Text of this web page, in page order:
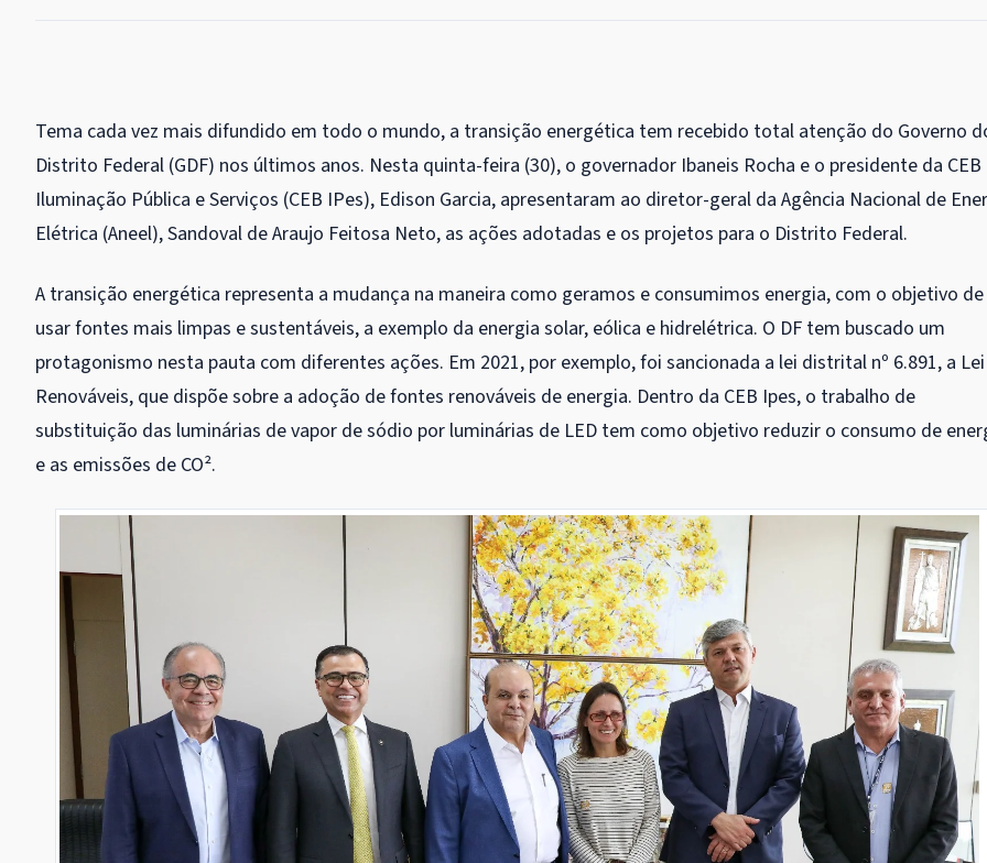
Tema cada vez mais difundido em todo o mundo, a transição energética tem recebido total atenção do Governo
Distrito Federal (GDF) nos últimos anos. Nesta quinta-feira (30), o governador Ibaneis Rocha e o presidente da CEB
Iluminação Pública e Serviços (CEB IPes), Edison Garcia, apresentaram ao diretor-geral da Agência Nacional de
Elétrica (Aneel), Sandoval de Araujo Feitosa Neto, as ações adotadas e os projetos para o Distrito Federal.
A transição energética representa a mudança na maneira como geramos e consumimos energia, com o objetivo de
usar fontes mais limpas e sustentáveis, a exemplo da energia solar, eólica e hidrelétrica. O DF tem buscado um
protagonismo nesta pauta com diferentes ações. Em 2021, por exemplo, foi sancionada a lei distrital nº 6.891, a
Renováveis, que dispõe sobre a adoção de fontes renováveis de energia. Dentro da CEB Ipes, o trabalho de
substituição das luminárias de vapor de sódio por luminárias de LED tem como objetivo reduzir o consumo de
e as emissões de CO².